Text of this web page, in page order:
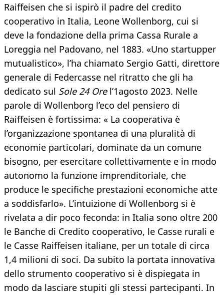
Raiffeisen che si ispirò il padre del credito
cooperativo in Italia, Leone Wollenborg, cui si
deve la fondazione della prima Cassa Rurale a
Loreggia nel Padovano, nel 1883. «Uno startupper
mutualistico», l’ha chiamato Sergio Gatti, direttore
generale di Federcasse nel ritratto che gli ha
dedicato sul Sole 24 Orel’1agosto 2023. Nelle
parole di Wollenborg l’eco del pensiero di
Raiffeisen è fortissima: « La cooperativa è
l’organizzazione spontanea di una pluralità di
economie particolari, dominate da un comune
bisogno, per esercitare collettivamente e in modo
autonomo la funzione imprenditoriale, che
produce le specifiche prestazioni economiche atte
a soddisfarlo». L’intuizione di Wollenborg si è
rivelata a dir poco feconda: in Italia sono oltre 200
le Banche di Credito cooperativo, le Casse rurali e
le Casse Raiffeisen italiane, per un totale di circa
1,4 milioni di soci. Da subito la portata innovativa
dello strumento cooperativo si è dispiegata in
modo da lasciare stupiti gli stessi partecipanti. In